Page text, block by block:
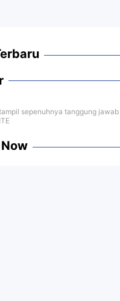
sepenuhnya tanggung